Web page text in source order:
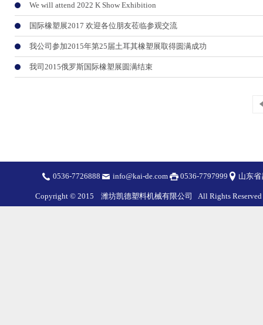
We will attend 2022 K Show Exhibition
国际橡塑展2017 欢迎各位朋友莅临参观交流
我公司参加2015年第25届土耳其橡塑展取得圆满成功
我司2015俄罗斯国际橡塑展圆满结束
0536-7726888 info@kai-de.com 0536-7797999 山东
Copyright © 2015 潍坊凯德塑料机械有限公司 All Rights